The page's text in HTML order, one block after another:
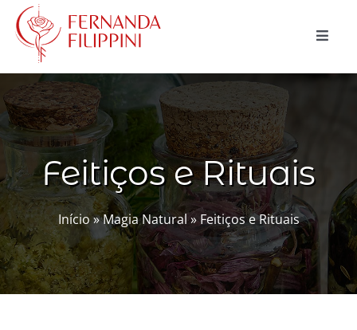
para
conteúdo
Toggle
CURSOS
CONSULTAS
MAGIA NATURAL
BLOG
LOJA
Buscar
Feitiços e Rituais
Início»Magia Natural» Feitiços e Rituais